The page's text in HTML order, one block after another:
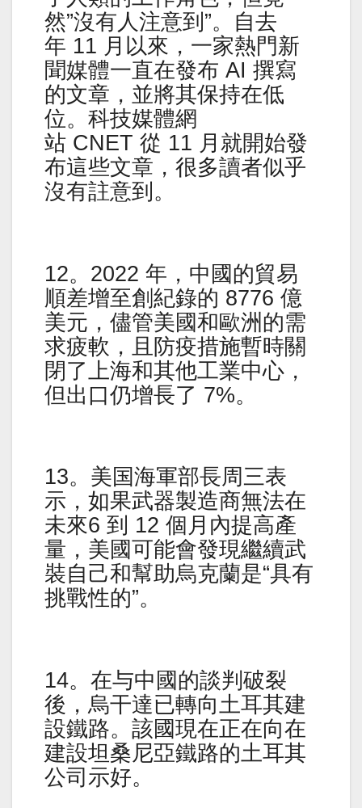
然”沒有人注意到”。自去
年 11 月以來，一家熱門新
聞媒體一直在發布 AI 撰寫
的文章，並將其保持在低
位。科技媒體網
站 CNET 從 11 月就開始發
布這些文章，很多讀者似乎
沒有註意到。
12。2022 年，中國的貿易
順差增至創紀錄的 8776 億
美元，儘管美國和歐洲的需
求疲軟，且防疫措施暫時關
閉了上海和其他工業中心，
但出口仍增長了 7%。
13。美国海軍部長周三表
示，如果武器製造商無法在
未來6 到 12 個月內提高產
量，美國可能會發現繼續武
裝自己和幫助烏克蘭是“具有
挑戰性的”。
14。在与中國的談判破裂
後，烏干達已轉向土耳其建
設鐵路。該國現在正在向在
建設坦桑尼亞鐵路的土耳其
公司示好。